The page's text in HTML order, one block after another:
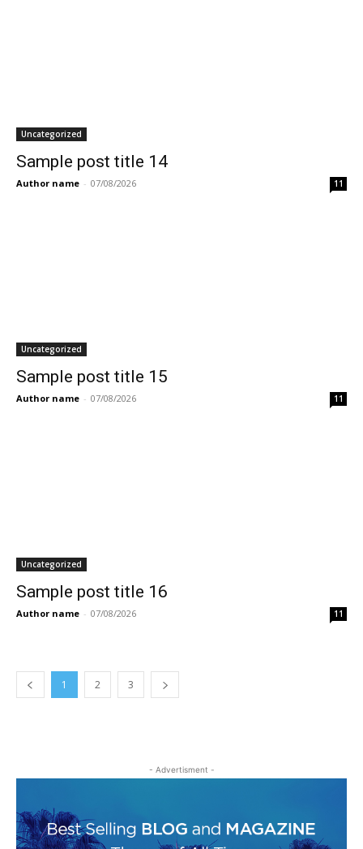
Uncategorized
Sample post title 14
Author name - 07/08/2026 11
Uncategorized
Sample post title 15
Author name - 07/08/2026 11
Uncategorized
Sample post title 16
Author name - 07/08/2026 11
1 2 3
- Advertisment -